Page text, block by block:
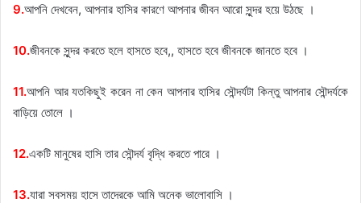
9.আপনি দেখবেন, আপনার হাসির কারণে আপনার জীবন আরো সুন্দর হয়ে উঠছে ।
10.জীবনকে সুন্দর করতে হলে হাসতে হবে,, হাসতে হবে জীবনকে জানতে হবে ।
11.আপনি আর যতকিছুই করেন না কেন আপনার হাসির সৌন্দর্যটা কিন্তু আপনার সৌন্দর্যকে
বাড়িয়ে তোলে ।
12.একটি মানুষের হাসি তার সৌন্দর্য বৃদ্ধি করতে পারে ।
13.যারা সবসময় হাসে তাদেরকে আমি অনেক ভালোবাসি ।